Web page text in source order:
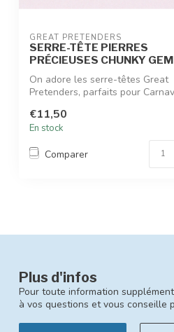
GREAT PRETENDERS
SERRE-TÊTE PIERRES
PRÉCIEUSES CHUNKY GEM
On adore les serre-têtes Great
Pretenders, parfaits pour
€11,50
En stock
Comparer
Plus d'infos
Pour toute information
à vos questions et vous conseille